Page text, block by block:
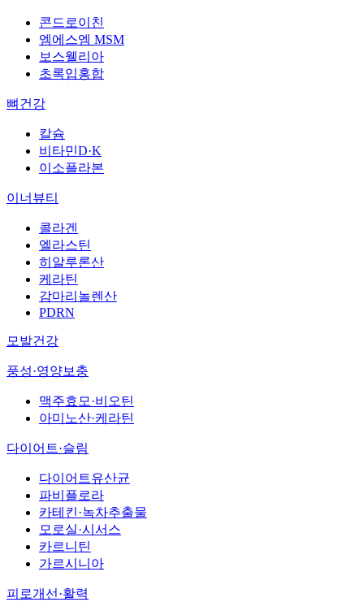
콘드로이친
엠에스엠 MSM
보스웰리아
초록입홍합
뼈건강
칼슘
비타민D·K
이소플라본
이너뷰티
콜라겐
엘라스틴
히알루론산
케라틴
감마리놀렌산
PDRN
모발건강
풍성·영양보충
맥주효모·비오틴
아미노산·케라틴
다이어트·슬림
다이어트유산균
파비플로라
카테킨·녹차추출물
모로실·시서스
카르니틴
가르시니아
피로개선·활력